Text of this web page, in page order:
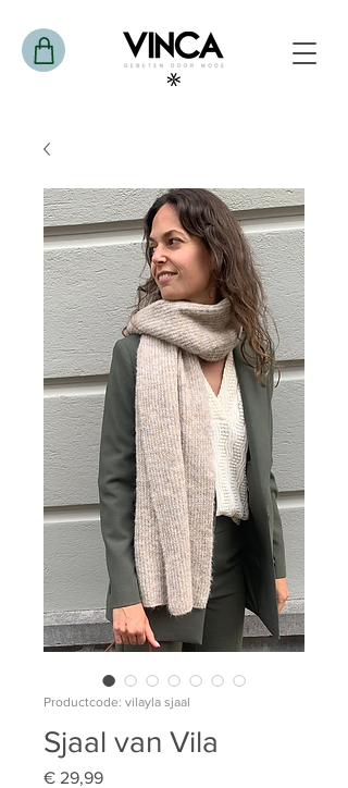
Productcode: vilayla sjaal
Sjaal van Vila
€ 29,99Prijs